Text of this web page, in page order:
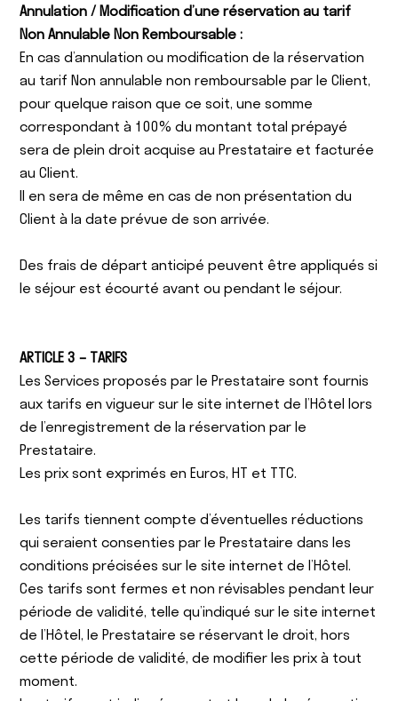
Annulation / Modification d’une réservation au tarif
Non Annulable Non Remboursable :
En cas d’annulation ou modification de la réservation
au tarif Non annulable non remboursable par le Client,
pour quelque raison que ce soit, une somme
correspondant à 100% du montant total prépayé
sera de plein droit acquise au Prestataire et facturée
au Client.
Il en sera de même en cas de non présentation du
Client à la date prévue de son arrivée.
Des frais de départ anticipé peuvent être appliqués si
le séjour est écourté avant ou pendant le séjour.
ARTICLE 3 – TARIFS
Les Services proposés par le Prestataire sont fournis
aux tarifs en vigueur sur le site internet de l’Hôtel lors
de l’enregistrement de la réservation par le
Prestataire.
Les prix sont exprimés en Euros, HT et TTC.
Les tarifs tiennent compte d’éventuelles réductions
qui seraient consenties par le Prestataire dans les
conditions précisées sur le site internet de l’Hôtel.
Ces tarifs sont fermes et non révisables pendant leur
période de validité, telle qu’indiqué sur le site internet
de l’Hôtel, le Prestataire se réservant le droit, hors
cette période de validité, de modifier les prix à tout
moment.